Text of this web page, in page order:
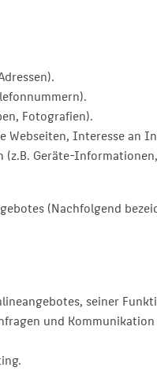
Fotografien).
Webseiten, Interesse an
Geräte-
(Nachfolgend
seiner
und